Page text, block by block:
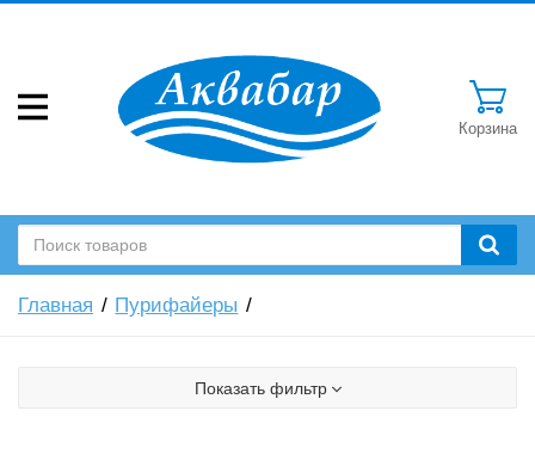
Корзина
Главная Пурифайеры
Показать фильтр